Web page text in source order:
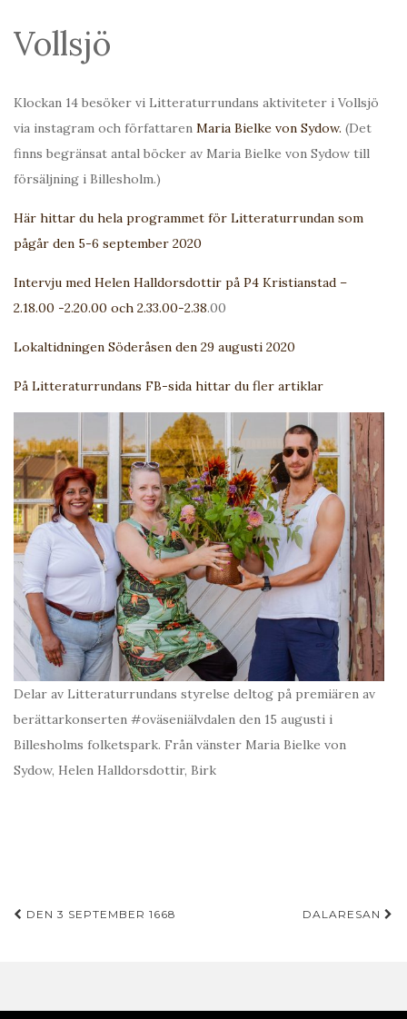
Vollsjö
Klockan 14 besöker vi Litteraturrundans aktiviteter i Vollsjö
via instagram och författaren Maria Bielke von Sydow. (Det
finns begränsat antal böcker av Maria Bielke von Sydow till
försäljning i Billesholm.)
Här hittar du hela programmet för Litteraturrundan som
pågår den 5-6 september 2020
Intervju med Helen Halldorsdottir på P4 Kristianstad –
2.18.00 -2.20.00 och 2.33.00-2.38.00
Lokaltidningen Söderåsen den 29 augusti 2020
På Litteraturrundans FB-sida hittar du fler artiklar
Delar av Litteraturrundans styrelse deltog på premiären av
berättarkonserten #oväseniälvdalen den 15 augusti i
Billesholms folketspark. Från vänster Maria Bielke von
Sydow, Helen Halldorsdottir, Birk
Inläggsnavigering
DEN 3 SEPTEMBER 1668 DALARESAN